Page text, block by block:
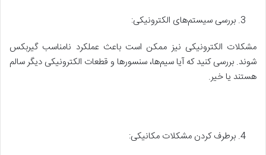
بررسی سیستم‌های الکترونیکی:
مشکلات الکترونیکی نیز ممکن است باعث عملکرد نامناسب گیربکس
شوند. بررسی کنید که آیا سیم‌ها، سنسورها و قطعات الکترونیکی دیگر سالم
هستند یا خیر.
برطرف کردن مشکلات مکانیکی: